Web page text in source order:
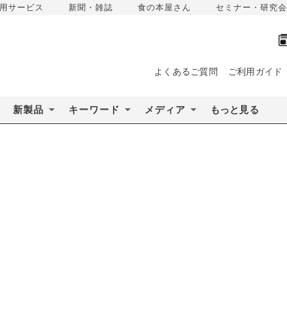
サービス 新聞・雑誌 食の本屋さん セミナー・研究会
よくあるご質問 ご利用ガイド
新製品 キーワード メディア もっと見る